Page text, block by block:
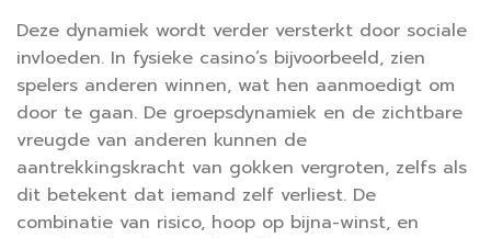
Deze dynamiek wordt verder versterkt door sociale
invloeden. In fysieke casino’s bijvoorbeeld, zien
spelers anderen winnen, wat hen aanmoedigt om
door te gaan. De groepsdynamiek en de zichtbare
vreugde van anderen kunnen de
aantrekkingskracht van gokken vergroten, zelfs als
dit betekent dat iemand zelf verliest. De
combinatie van risico, hoop op bijna-winst, en